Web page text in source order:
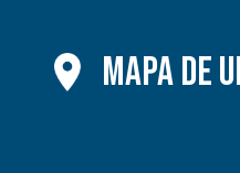
Mapa de